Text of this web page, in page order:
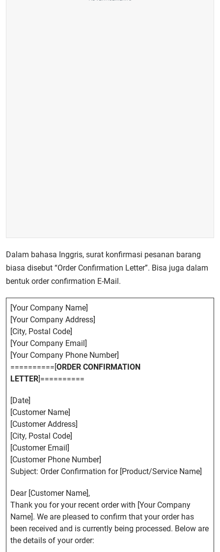
Dalam bahasa Inggris, surat konfirmasi pesanan barang
biasa disebut “Order Confirmation Letter”. Bisa juga dalam
bentuk order confirmation E-Mail.
[Your Company Name]
[Your Company Address]
[City, Postal Code]
[Your Company Email]
[Your Company Phone Number]
==========[ORDER CONFIRMATION
LETTER]==========
[Date]
[Customer Name]
[Customer Address]
[City, Postal Code]
[Customer Email]
[Customer Phone Number]
Subject: Order Confirmation for [Product/Service Name]
Dear [Customer Name],
Thank you for your recent order with [Your Company
Name]. We are pleased to confirm that your order has
been received and is currently being processed. Below are
the details of your order: